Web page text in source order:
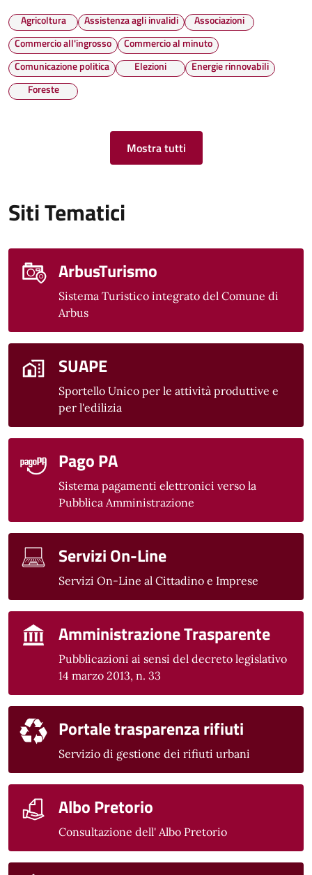
Agricoltura
Assistenza agli invalidi
Associazioni
Commercio all'ingrosso
Commercio al minuto
Comunicazione politica
Elezioni
Energie rinnovabili
Foreste
Mostra tutti
Siti Tematici
ArbusTurismo
Sistema Turistico integrato del Comune di
Arbus
SUAPE
Sportello Unico per le attività produttive e
per l'edilizia
Pago PA
Sistema pagamenti elettronici verso la
Pubblica Amministrazione
Servizi On-Line
Servizi On-Line al Cittadino e Imprese
Amministrazione Trasparente
Pubblicazioni ai sensi del decreto legislativo
14 marzo 2013, n. 33
Portale trasparenza rifiuti
Servizio di gestione dei rifiuti urbani
Albo Pretorio
Consultazione dell' Albo Pretorio